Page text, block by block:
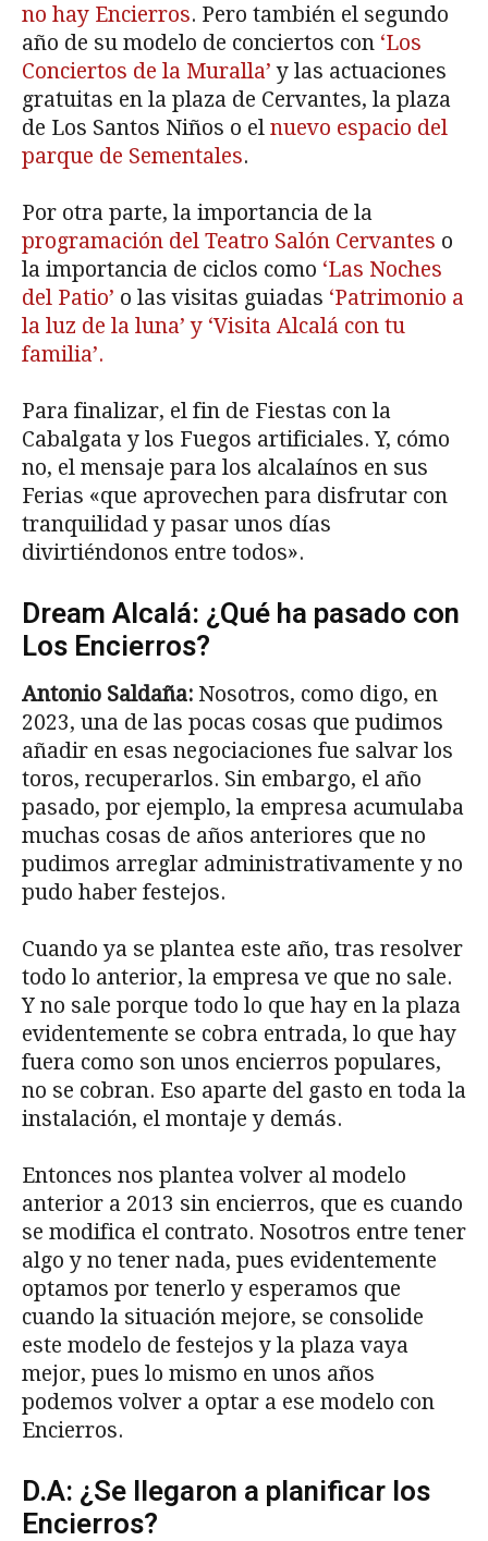
no hay Encierros. Pero también el segundo
año de su modelo de conciertos con ‘Los
Conciertos de la Muralla’ y las actuaciones
gratuitas en la plaza de Cervantes, la plaza
de Los Santos Niños o el nuevo espacio del
parque de Sementales.
Por otra parte, la importancia de la
programación del Teatro Salón Cervantes o
la importancia de ciclos como ‘Las Noches
del Patio’ o las visitas guiadas ‘Patrimonio a
la luz de la luna’ y ‘Visita Alcalá con tu
familia’.
Para finalizar, el fin de Fiestas con la
Cabalgata y los Fuegos artificiales. Y, cómo
no, el mensaje para los alcalaínos en sus
Ferias «que aprovechen para disfrutar con
tranquilidad y pasar unos días
divirtiéndonos entre todos».
Dream Alcalá: ¿Qué ha pasado con
Los Encierros?
Antonio Saldaña: Nosotros, como digo, en
2023, una de las pocas cosas que pudimos
añadir en esas negociaciones fue salvar los
toros, recuperarlos. Sin embargo, el año
pasado, por ejemplo, la empresa acumulaba
muchas cosas de años anteriores que no
pudimos arreglar administrativamente y no
pudo haber festejos.
Cuando ya se plantea este año, tras resolver
todo lo anterior, la empresa ve que no sale.
Y no sale porque todo lo que hay en la plaza
evidentemente se cobra entrada, lo que hay
fuera como son unos encierros populares,
no se cobran. Eso aparte del gasto en toda la
instalación, el montaje y demás.
Entonces nos plantea volver al modelo
anterior a 2013 sin encierros, que es cuando
se modifica el contrato. Nosotros entre tener
algo y no tener nada, pues evidentemente
optamos por tenerlo y esperamos que
cuando la situación mejore, se consolide
este modelo de festejos y la plaza vaya
mejor, pues lo mismo en unos años
podemos volver a optar a ese modelo con
Encierros.
D.A: ¿Se llegaron a planificar los
Encierros?